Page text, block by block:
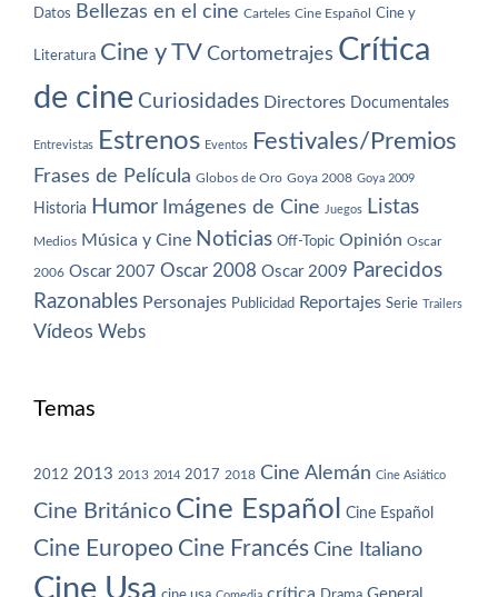
Datos Bellezas en el cine Carteles Cine Español Cine y
Literatura Cine y TV Cortometrajes Crítica
de cine Curiosidades Directores Documentales
Entrevistas Estrenos Eventos Festivales/Premios
Frases de Película Globos de Oro Goya 2008 Goya 2009
Historia Humor Imágenes de Cine Juegos Listas
Medios Música y Cine Noticias Off-Topic Opinión Oscar
2006 Oscar 2007 Oscar 2008 Oscar 2009 Parecidos
Razonables Personajes Publicidad Reportajes Serie Trailers
Vídeos Webs
Temas
2012 2013 2013 2014 2017 2018 Cine Alemán Cine Asiático
Cine Británico Cine Español Cine Español
Cine Europeo Cine Francés Cine Italiano
Cine Usa